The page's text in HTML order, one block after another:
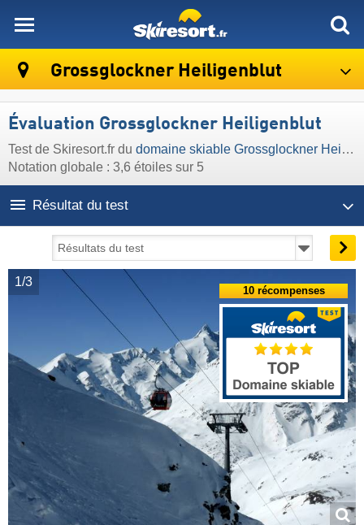
Grossglockner Heiligenblut
Évaluation Grossglockner Heiligenblut
Test de Skiresort.fr du domaine skiable Grossglockner Heiligenblut
Notation globale : 3,6 étoiles sur 5
Résultat du test
1/3
10 récompenses